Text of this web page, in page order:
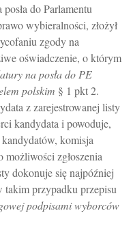
do Parlamentu
wybieralności, złożył
zgody na
oświadczenie, o którym
na posła do PE
polskim § 1 pkt 2.
z zarejestrowanej listy
kandydata i powoduje,
komisja
możliwości zgłoszenia
dokonuje się najpóźniej
przypadku przepisu
podpisami wyborców